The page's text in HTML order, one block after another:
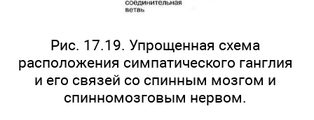
Рис. 17.19. Упрощенная схема
расположения симпатического ганглия
и его связей со спинным мозгом и
спинномозговым нервом.